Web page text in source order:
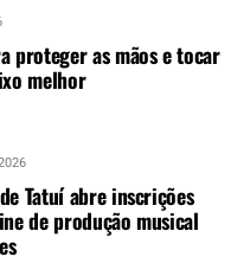
problemas. A
para o comércio
de circulação
a entrega, sendo
proteger as mãos e tocar
melhor
Tatuí abre inscrições
de produção musical